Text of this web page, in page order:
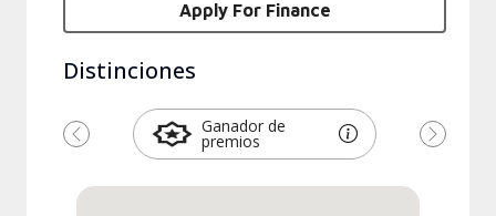
Apply For Finance
Distinciones
Ganador de
premios
Previous Next